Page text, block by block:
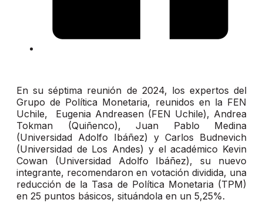
En su séptima reunión de 2024, los expertos del
Grupo de Política Monetaria, reunidos en la FEN
Uchile, Eugenia Andreasen (FEN Uchile), Andrea
Tokman (Quiñenco), Juan Pablo Medina
(Universidad Adolfo Ibáñez) y Carlos Budnevich
(Universidad de Los Andes) y el académico Kevin
Cowan (Universidad Adolfo Ibáñez), su nuevo
integrante, recomendaron en votación dividida, una
reducción de la Tasa de Política Monetaria (TPM)
en 25 puntos básicos, situándola en un 5,25%.